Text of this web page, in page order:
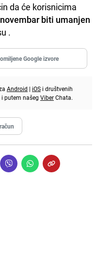
da će korisnicima
biti umanjen
.
Google izvore
Android | iOS i društvenih
i putem našeg ViberChata.